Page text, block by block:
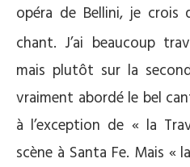
opéra de Bellini, je
chant. J’ai beaucoup
mais plutôt sur la
vraiment abordé le bel
à l’exception de « la
scène à Santa Fe. Mais «